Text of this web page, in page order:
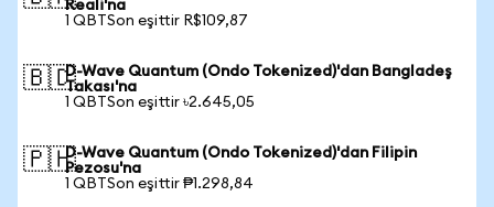
Reali'na
1 QBTSon eşittir R$109,87
🇧🇩D-Wave Quantum (Ondo Tokenized)'dan Bangladeş
Takası'na
1 QBTSon eşittir ৳2.645,05
🇵🇭D-Wave Quantum (Ondo Tokenized)'dan Filipin
Pezosu'na
1 QBTSon eşittir ₱1.298,84